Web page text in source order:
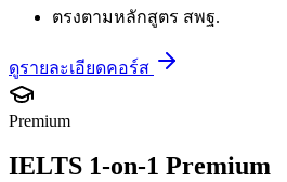
ตรงตามหลักสูตร สพฐ.
ดูรายละเอียดคอร์ส
Premium
IELTS 1-on-1 Premium